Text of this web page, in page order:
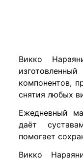
Викко
компонентов,
снятия любых
Ежедневный
даёт
помогает
Викко